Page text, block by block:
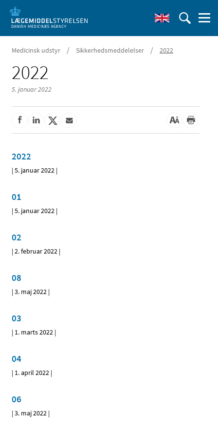
Medicinsk udstyr / Sikkerhedsmeddelelser / 2022
2022
5. januar 2022
2022
|5. januar 2022 |
01
|5. januar 2022 |
02
|2. februar 2022 |
08
|3. maj 2022 |
03
| 1. marts 2022 |
04
| 1. april 2022 |
06
|3. maj 2022 |